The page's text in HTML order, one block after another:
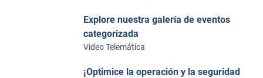
Explore nuestra galería de eventos
categorizada
Video Telemática
¡Optimice la operación y la seguridad